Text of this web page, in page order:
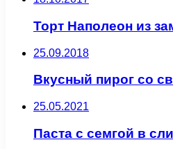
Торт Наполеон из
25.09.2018
Вкусный пирог со
25.05.2021
Паста с семгой в